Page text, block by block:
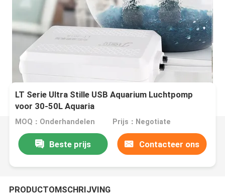
LT Serie Ultra Stille USB Aquarium Luchtpomp
voor 30-50L Aquaria
MOQ：Onderhandelen Prijs：Negotiate
Beste prijs Contacteer ons
PRODUCTOMSCHRIJVING